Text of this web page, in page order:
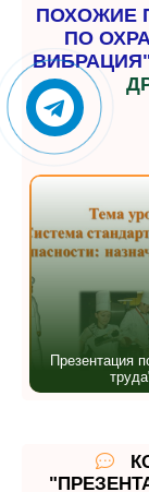
ПОХОЖИЕ
ПО
Презентация